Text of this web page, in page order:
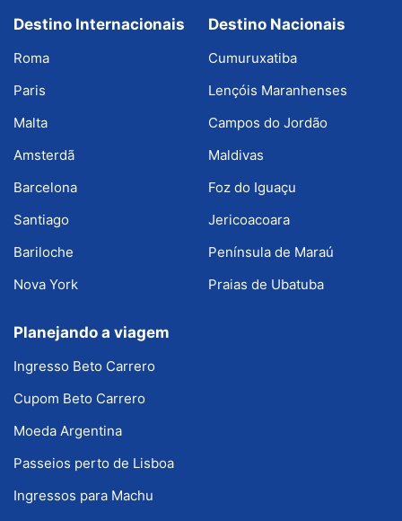
Destino Internacionais
Roma
Paris
Malta
Amsterdã
Barcelona
Santiago
Bariloche
Nova York
Destino Nacionais
Cumuruxatiba
Lençóis Maranhenses
Campos do Jordão
Maldivas
Foz do Iguaçu
Jericoacoara
Península de Maraú
Praias de Ubatuba
Planejando a viagem
Ingresso Beto Carrero
Cupom Beto Carrero
Moeda Argentina
Passeios perto de Lisboa
Ingressos para Machu